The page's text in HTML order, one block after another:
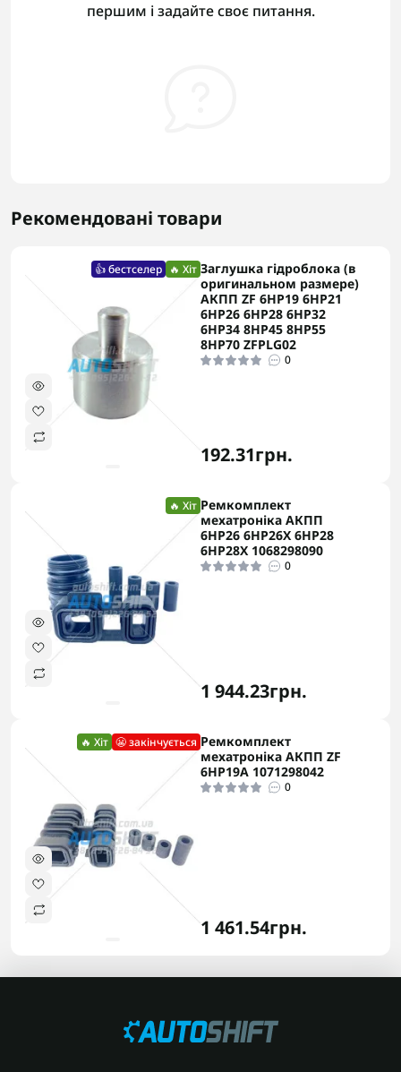
першим і задайте своє питання.
Рекомендовані товари
👍 бестселер 🔥 Хіт Заглушка гідроблока (в
оригинальном размере)
АКПП ZF 6HP19 6HP21
6HP26 6HP28 6HP32
6HP34 8HP45 8HP55
8HP70 ZFPLG02
0
192.31грн.
🔥 Хіт Ремкомплект
мехатроніка АКПП
6HP26 6HP26X 6HP28
6HP28X 1068298090
0
1 944.23грн.
🔥 Хіт 😬 закінчується Ремкомплект
мехатроніка АКПП ZF
6HP19A 1071298042
0
1 461.54грн.